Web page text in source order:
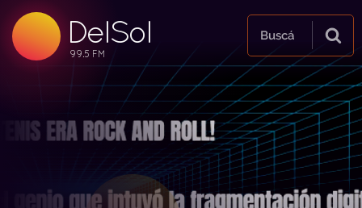
DelSol
99.5 FM
99.5 FM
99.5 FM
Buscá